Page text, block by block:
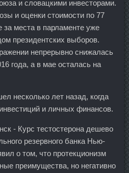
и словацкими инвесторами.
и оценки стоимости по 77
за места в парламенте уже
президентских выборов.
непрерывно снижалась
года, а в мае осталась на
несколько лет назад, когда
и личных финансов.
- Курс тестостерона дешево
резервного банка Нью-
о том, что протекционизм
преимущества, но негативно